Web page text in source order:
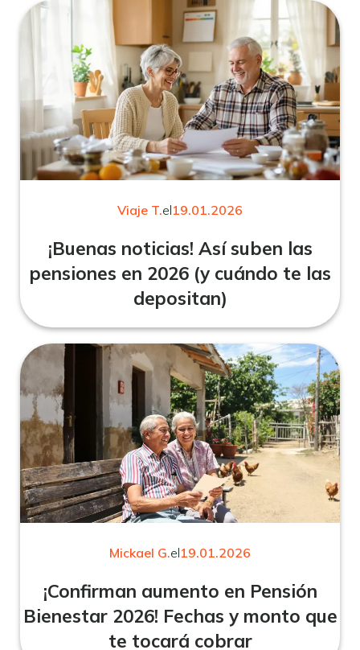
Viaje T.el19.01.2026
¡Buenas noticias! Así suben las
pensiones en 2026 (y cuándo te las
depositan)
Mickael G.el19.01.2026
¡Confirman aumento en Pensión
Bienestar 2026! Fechas y monto que
te tocará cobrar